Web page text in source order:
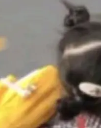
每 token
不仅是显
懂。通过
字直接给
“理解语
3.0 previe
语、吴语
区。在开
多语种的
京ICP备2025119063号